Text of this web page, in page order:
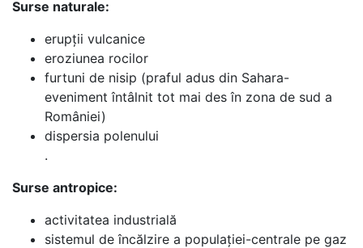
Surse naturale:
erupții vulcanice
eroziunea rocilor
furtuni de nisip (praful adus din Sahara-
eveniment întâlnit tot mai des în zona de sud a
României)
dispersia polenului
.
Surse antropice:
activitatea industrială
sistemul de încălzire a populației-centrale pe gaz